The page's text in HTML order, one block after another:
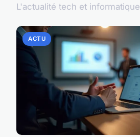
L'actualité tech et informatique
ACTU